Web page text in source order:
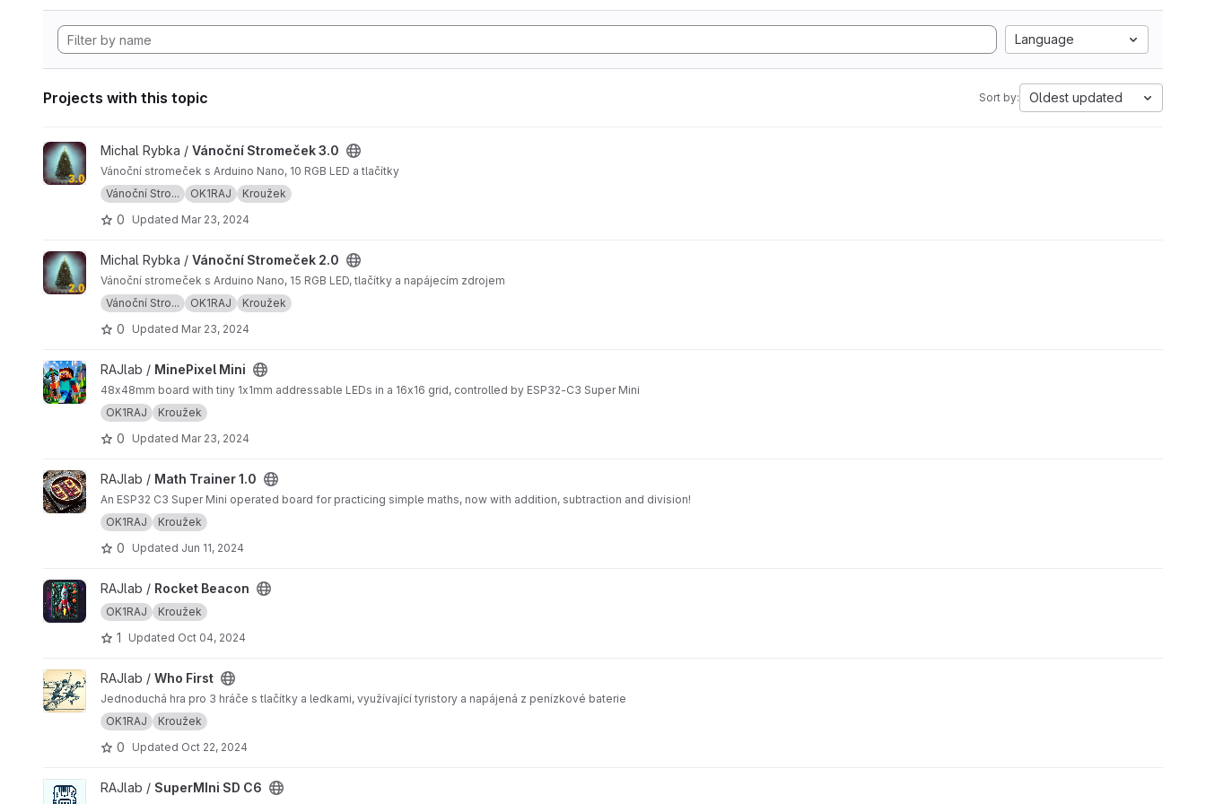
Language
Projects with this topic Sort by: Oldest updated
View Vánoční Stromeček 3.0 project
Michal Rybka / Vánoční Stromeček 3.0
Vánoční stromeček s Arduino Nano, 10 RGB LED a tlačítky
Vánoční Stro...
OK1RAJ Kroužek
0 Updated Mar 23, 2024
View Vánoční Stromeček 2.0 project
Michal Rybka / Vánoční Stromeček 2.0
Vánoční stromeček s Arduino Nano, 15 RGB LED, tlačítky a napájecím zdrojem
Vánoční Stro...
OK1RAJ Kroužek
0 Updated Mar 23, 2024
View MinePixel Mini project
RAJlab / MinePixel Mini
48x48mm board with tiny 1x1mm addressable LEDs in a 16x16 grid, controlled by ESP32-C3 Super Mini
OK1RAJ
Kroužek
0 Updated Mar 23, 2024
View Math Trainer 1.0 project
RAJlab / Math Trainer 1.0
An ESP32 C3 Super Mini operated board for practicing simple maths, now with addition, subtraction and division!
OK1RAJ
Kroužek
0 Updated Jun 11, 2024
View Rocket Beacon project
RAJlab / Rocket Beacon
OK1RAJ Kroužek
1 Updated Oct 04, 2024
View Who First project
RAJlab / Who First
Jednoduchá hra pro 3 hráče s tlačítky a ledkami, využívající tyristory a napájená z penízkové baterie
OK1RAJ
Kroužek
0 Updated Oct 22, 2024
View SuperMIni SD C6 project
RAJlab / SuperMIni SD C6